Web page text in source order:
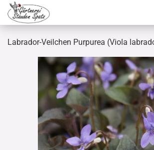
Labrador-Veilchen Purpurea (Viola